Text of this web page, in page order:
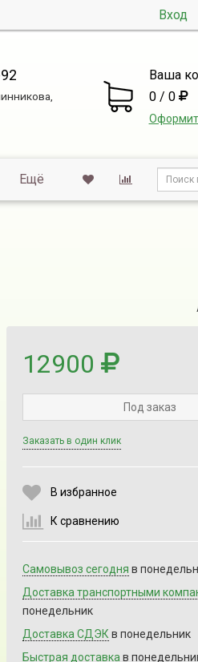
Вход
Ваша
0 / 0
Ещё
12900
Выберите
Продолжить
Под заказ
Заказать в один клик
В избранное
К сравнению
Самовывоз сегодня в
Доставка транспортными
понедельник
Доставка СДЭК в понедельник
Быстрая доставка в